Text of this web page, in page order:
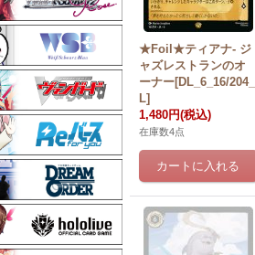
★Foil★ティアナ- ジ
ャズレストランのオ
ーナー[DL_6_16/204_
L]
1,480円(税込)
在庫数4点